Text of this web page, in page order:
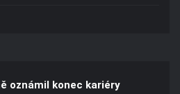
oznámil konec kariéry